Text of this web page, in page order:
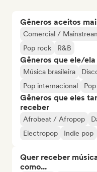
Gêneros aceitos
Comercial /
Pop rock
R&B
Gêneros que ele/ela
Música brasileira
Pop internacional
Gêneros que eles
receber
Afrobeat / Afropop
Electropop
Indie pop
Quer receber
como...